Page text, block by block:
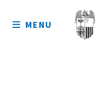
sitio
MENU